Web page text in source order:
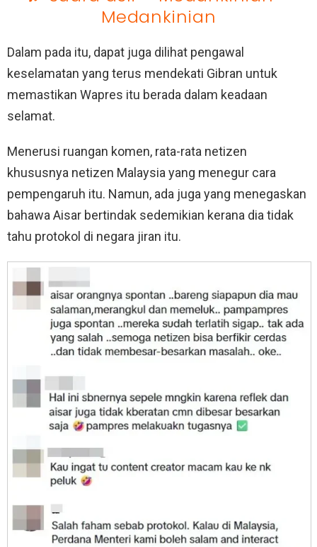
Medankinian
Dalam pada itu, dapat juga dilihat pengawal
keselamatan yang terus mendekati Gibran untuk
memastikan Wapres itu berada dalam keadaan
selamat.
Menerusi ruangan komen, rata-rata netizen
khususnya netizen Malaysia yang menegur cara
pempengaruh itu. Namun, ada juga yang menegaskan
bahawa Aisar bertindak sedemikian kerana dia tidak
tahu protokol di negara jiran itu.